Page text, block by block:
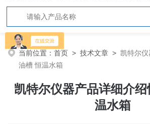
试验机.
当前位置：首页 >技术文章 >凯特尔
油槽 恒温水箱
凯特尔仪器产品详细介
温水箱